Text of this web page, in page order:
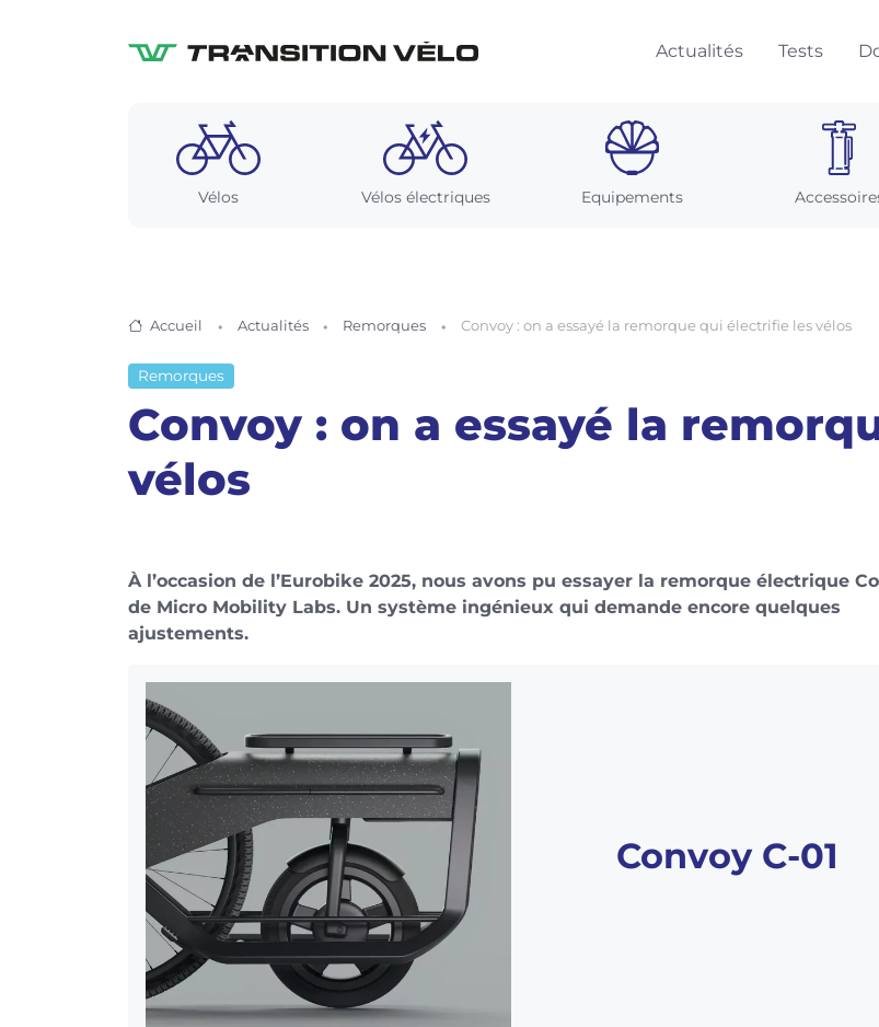
Actualités Tests
Vélos Vélos électriques Equipements
Accueil Actualités Remorques Convoy : on a essayé la remorque qui électrifie les vélos
Remorques
Convoy : on a essayé la
vélos
À l’occasion de l’Eurobike 2025, nous avons pu essayer la remorque électrique
de Micro Mobility Labs. Un système ingénieux qui demande encore quelques
ajustements.
Convoy C-01